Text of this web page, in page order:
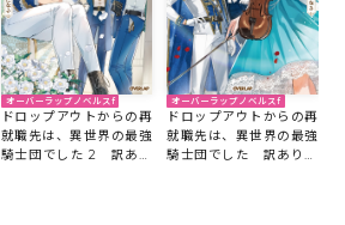
オーバーラップノベルスf
ドロップアウトからの再
就職先は、異世界の最強
騎士団でした 2 訳あり
オーバーラップノベルスf
ドロップアウトからの再
就職先は、異世界の最強
騎士団でした 訳ありヴ